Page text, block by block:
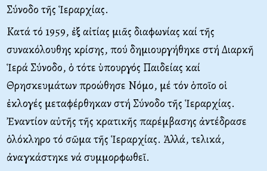
Σύνοδο τῆς Ἱεραρχίας.
Kατά τό 1959, ἐξ αἰτίας μιᾶς διαφωνίας καί τῆς
συνακόλουθης κρίσης, πού δημιουργήθηκε στή Διαρκῆ
Ἱερά Σύνοδο, ὁ τότε ὑπουργός Παιδείας καί
Θρησκευμάτων προώθησε Nόμο, μέ τόν ὁποῖο οἱ
ἐκλογές μεταφέρθηκαν στή Σύνοδο τῆς Ἱεραρχίας.
Ἐναντίον αὐτῆς τῆς κρατικῆς παρέμβασης ἀντέδρασε
ὁλόκληρο τό σῶμα τῆς Ἱεραρχίας. Ἀλλά, τελικά,
ἀναγκάστηκε νά συμμορφωθεῖ.